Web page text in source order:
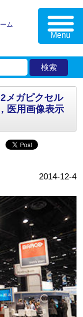
ム
Menu
メガピクセル
医用画像表示
2014-12-4